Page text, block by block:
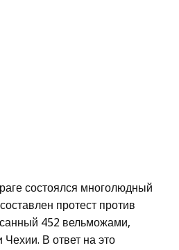
состоялся многолюдный
протест против
452 вельможами,
В ответ на это